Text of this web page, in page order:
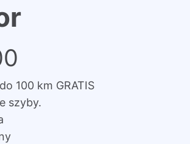
100 km GRATIS
szyby.